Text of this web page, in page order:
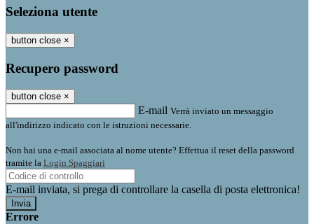
Seleziona utente
button close ×
Recupero password
button close ×
E-mail Verrà inviato un messaggio
all'indirizzo indicato con le istruzioni necessarie.
Non hai una e-mail associata al nome utente? Effettua il reset della password
tramite la Login Spaggiari
E-mail inviata, si prega di controllare la casella di posta elettronica!
Errore